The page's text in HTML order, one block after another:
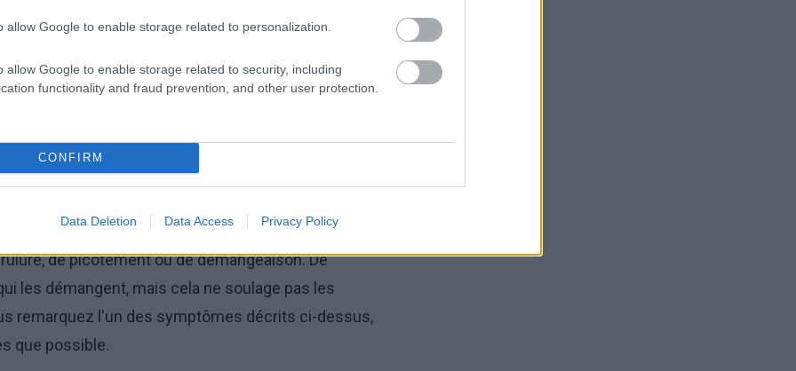
allow Google to enable storage related to personalization.
allow Google to enable storage related to security, including
functionality and fraud prevention, and other user protection.
CONFIRM
Data Deletion Data Access Privacy Policy
(ces états entraînent la sécrétion de neuropeptide
hypersensibilité du cuir chevelu, une inflammation
accompagne très souvent les personnes qui
de sébum (séborrhée). Le problème peut
des follicules pileux ou une dermatite
cuir chevelu sont touchés, peignés, lavés ou
de picotement ou de démangeaison. De
les démangent, mais cela ne soulage pas les
remarquez l'un des symptômes décrits ci-dessus,
que possible.